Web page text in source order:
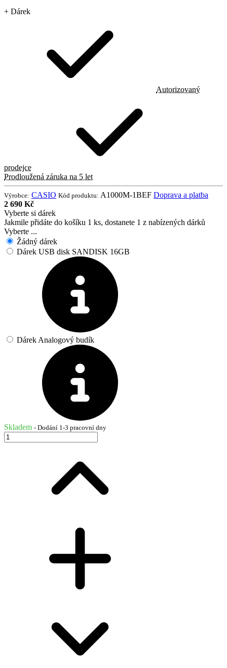
+ Dárek
Autorizovaný
prodejce
Prodloužená záruka na 5 let
Výrobce: CASIO Kód produktu: A1000M-1BEF Doprava a platba
2 690 Kč
Vyberte si dárek
Jakmile přidáte do košíku 1 ks, dostanete 1 z nabízených dárků
Vyberte ...
Žádný dárek
Dárek USB disk SANDISK 16GB
Dárek Analogový budík
Skladem - Dodání 1-3 pracovní dny